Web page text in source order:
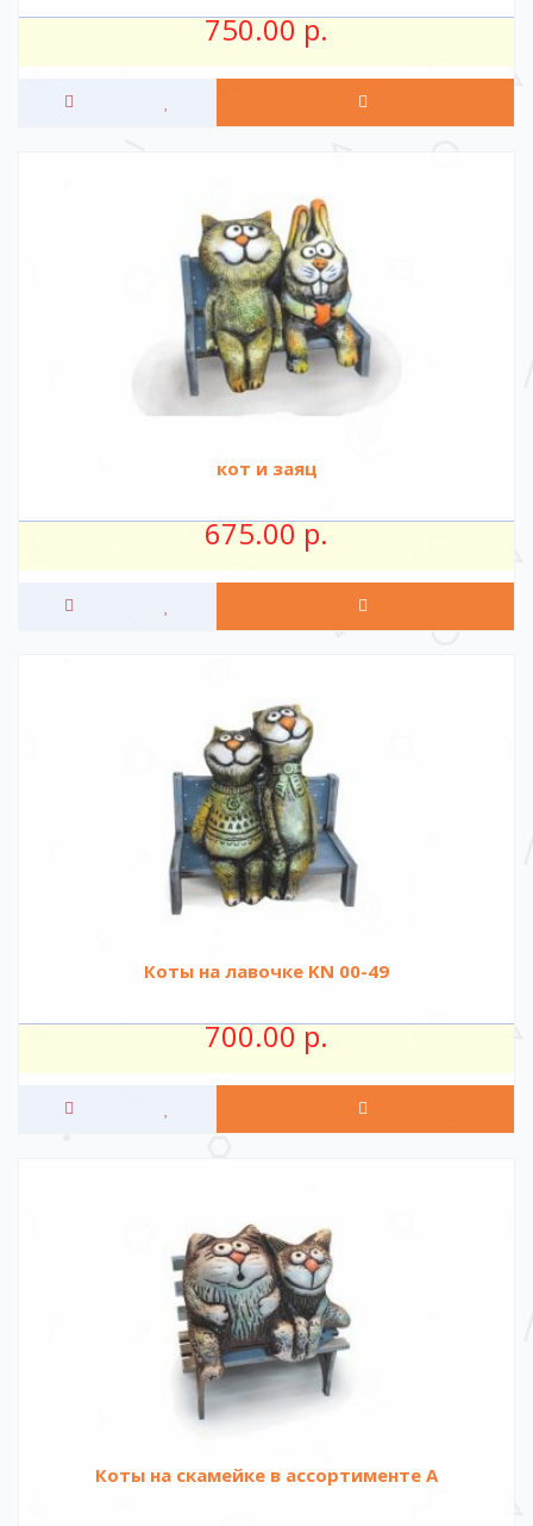
750.00 р.
кот и заяц
675.00 р.
Коты на лавочке KN 00-49
700.00 р.
Коты на скамейке в ассортименте А